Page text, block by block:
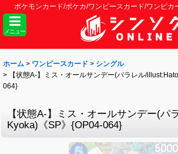
ポケモンカード/ポケカ/ワンピースカード/ワンピ
メニュー
ホーム > ワンピースカード > シングル
>
【状態A-】ミス・オールサンデー(パラレル/
064}
【状態A-】ミス・オールサンデー(パ
Kyoka)《SP》{OP04-064}